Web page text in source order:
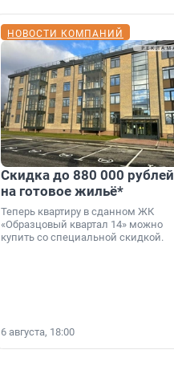
НОВОСТИ КОМПАНИЙ
Скидка до 880 000 рублей
на готовое жильё*
Теперь квартиру в сданном ЖК
«Образцовый квартал 14» можно
купить со специальной скидкой.
6 августа, 18:00